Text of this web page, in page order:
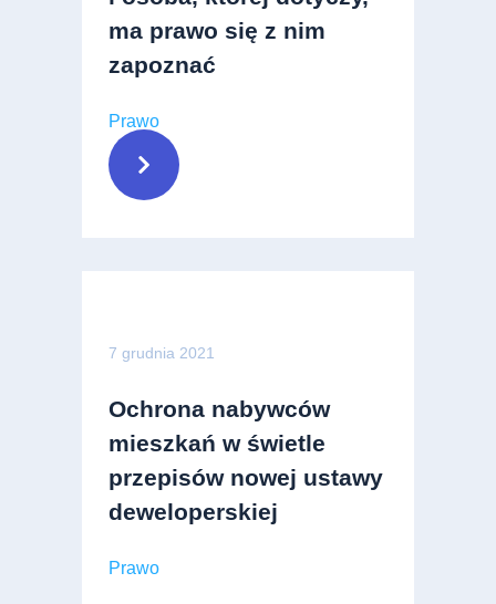
ma prawo się z nim
zapoznać
Prawo
7 grudnia 2021
Ochrona nabywców
mieszkań w świetle
przepisów nowej ustawy
deweloperskiej
Prawo